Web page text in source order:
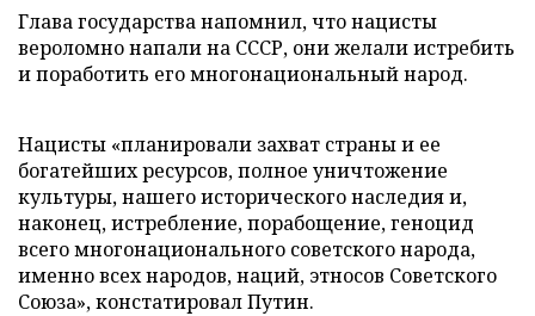
Глава государства напомнил, что нацисты
вероломно напали на СССР, они желали истребить
и поработить его многонациональный народ.
Нацисты «планировали захват страны и ее
богатейших ресурсов, полное уничтожение
культуры, нашего исторического наследия и,
наконец, истребление, порабощение, геноцид
всего многонационального советского народа,
именно всех народов, наций, этносов Советского
Союза», констатировал Путин.